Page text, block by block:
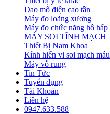
Dao mổ điện cao tần
Máy đo loãng xương
Máy đo chức năng hô hấp
MÁY SOI TĨNH MẠCH
Thiết Bị Nam Khoa
Kính hiển vi soi mạch máu
Máy vỗ rung
Tin Tức
Tuyển dụng
Tài Khoản
Liên hệ
0947.633.588